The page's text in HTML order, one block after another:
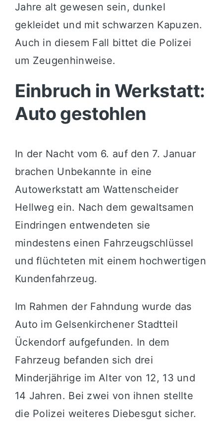
Jahre alt gewesen sein, dunkel
gekleidet und mit schwarzen Kapuzen.
Auch in diesem Fall bittet die Polizei
um Zeugenhinweise.
Einbruch in Werkstatt:
Auto gestohlen
In der Nacht vom 6. auf den 7. Januar
brachen Unbekannte in eine
Autowerkstatt am Wattenscheider
Hellweg ein. Nach dem gewaltsamen
Eindringen entwendeten sie
mindestens einen Fahrzeugschlüssel
und flüchteten mit einem hochwertigen
Kundenfahrzeug.
Im Rahmen der Fahndung wurde das
Auto im Gelsenkirchener Stadtteil
Ückendorf aufgefunden. In dem
Fahrzeug befanden sich drei
Minderjährige im Alter von 12, 13 und
14 Jahren. Bei zwei von ihnen stellte
die Polizei weiteres Diebesgut sicher.